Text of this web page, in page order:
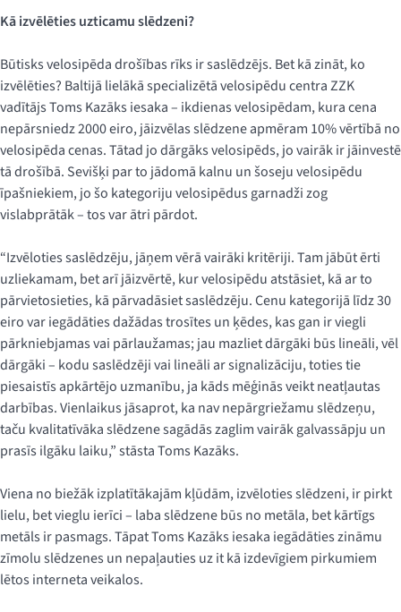
Kā izvēlēties uzticamu slēdzeni?
Būtisks velosipēda drošības rīks ir saslēdzējs. Bet kā zināt, ko
izvēlēties? Baltijā lielākā specializētā velosipēdu centra ZZK
vadītājs Toms Kazāks iesaka – ikdienas velosipēdam, kura cena
nepārsniedz 2000 eiro, jāizvēlas slēdzene apmēram 10% vērtībā no
velosipēda cenas. Tātad jo dārgāks velosipēds, jo vairāk ir jāinvestē
tā drošībā. Sevišķi par to jādomā kalnu un šoseju velosipēdu
īpašniekiem, jo šo kategoriju velosipēdus garnadži zog
vislabprātāk – tos var ātri pārdot.
“Izvēloties saslēdzēju, jāņem vērā vairāki kritēriji. Tam jābūt ērti
uzliekamam, bet arī jāizvērtē, kur velosipēdu atstāsiet, kā ar to
pārvietosieties, kā pārvadāsiet saslēdzēju. Cenu kategorijā līdz 30
eiro var iegādāties dažādas trosītes un ķēdes, kas gan ir viegli
pārkniebjamas vai pārlaužamas; jau mazliet dārgāki būs lineāli, vēl
dārgāki – kodu saslēdzēji vai lineāli ar signalizāciju, toties tie
piesaistīs apkārtējo uzmanību, ja kāds mēģinās veikt neatļautas
darbības. Vienlaikus jāsaprot, ka nav nepārgriežamu slēdzeņu,
taču kvalitatīvāka slēdzene sagādās zaglim vairāk galvassāpju un
prasīs ilgāku laiku,” stāsta Toms Kazāks.
Viena no biežāk izplatītākajām kļūdām, izvēloties slēdzeni, ir pirkt
lielu, bet vieglu ierīci – laba slēdzene būs no metāla, bet kārtīgs
metāls ir pasmags. Tāpat Toms Kazāks iesaka iegādāties zināmu
zīmolu slēdzenes un nepaļauties uz it kā izdevīgiem pirkumiem
lētos interneta veikalos.